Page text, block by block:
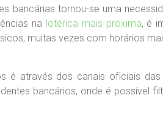
bancárias tornou-se uma
na lotérica mais próxima, é
muitas vezes com horários
é através dos canais oficiais
bancários, onde é possível